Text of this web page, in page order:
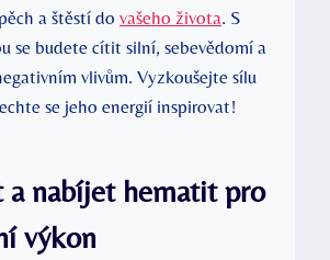
a štěstí do vašeho života. S
se budete cítit silní, sebevědomí a
vlivům. Vyzkoušejte sílu
se jeho energií inspirovat!
a nabíjet hematit pro
výkon